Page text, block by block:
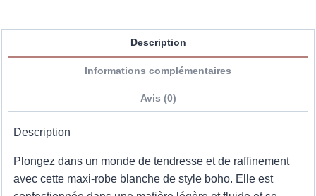
Description
Informations complémentaires
Avis (0)
Description
Plongez dans un monde de tendresse et de raffinement
avec cette maxi-robe blanche de style boho. Elle est